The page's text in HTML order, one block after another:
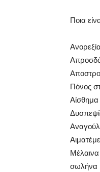
Ποια
Ανορεξία
Πόνος
σωλήνα